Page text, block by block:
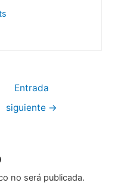
Entrada
siguiente →
no será publicada.